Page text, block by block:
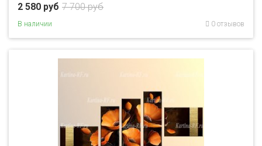
7 700 руб
2 580 руб
В наличии 0 отзывов